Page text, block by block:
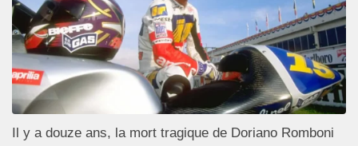
Il y a douze ans, la mort tragique de Doriano Romboni